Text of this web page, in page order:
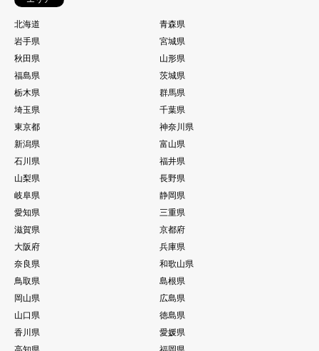
北海道
青森県
岩手県
宮城県
秋田県
山形県
福島県
茨城県
栃木県
群馬県
埼玉県
千葉県
東京都
神奈川県
新潟県
富山県
石川県
福井県
山梨県
長野県
岐阜県
静岡県
愛知県
三重県
滋賀県
京都府
大阪府
兵庫県
奈良県
和歌山県
鳥取県
島根県
岡山県
広島県
山口県
徳島県
香川県
愛媛県